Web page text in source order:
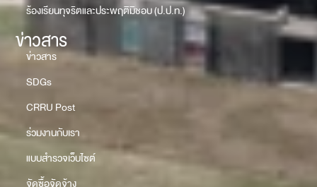
ร้องเรียนทุจริตและประพฤติมิชอบ (ป.ป.ท.)
ข่าวสาร
ข่าวสาร
SDGs
CRRU Post
ร่วมงานกับเรา
แบบสำรวจเว็บไซต์